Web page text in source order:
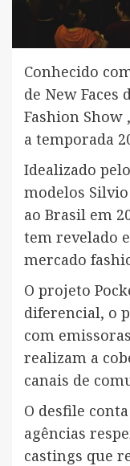
Conhecido
de New Faces
Fashion Show
a temporada
Idealizado
modelos
ao Brasil em
tem revelado
mercado
O projeto
diferencial, o
com
realizam a
canais de
O desfile
agências
castings que